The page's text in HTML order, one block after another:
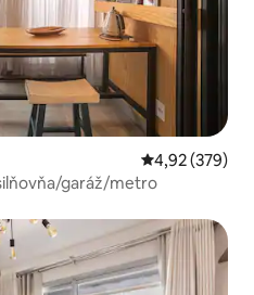
Priemerné
4,92 (379)
garáž/metro